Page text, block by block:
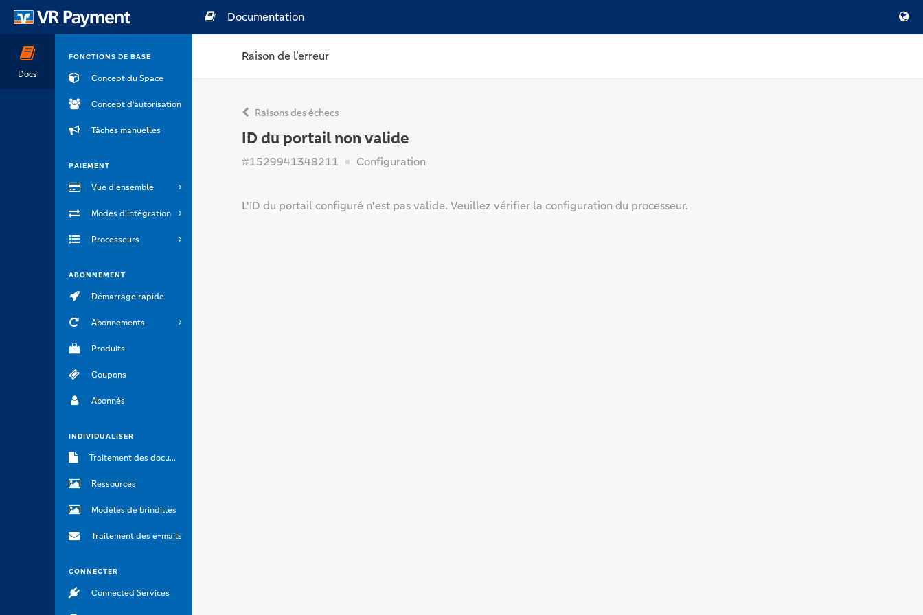
Docs
FONCTIONS DE BASE
Concept du Space
Concept d’autorisation
Tâches manuelles
PAIEMENT
Vue d'ensemble
Modes d'intégration
Processeurs
ABONNEMENT
Démarrage rapide
Abonnements
Produits
Coupons
Abonnés
INDIVIDUALISER
Traitement des documents
Ressources
Modèles de brindilles
Traitement des e-mails
CONNECTER
Connected Services
Documentation
Raison de l’erreur
Raisons des échecs
ID du portail non valide
#1529941348211 Configuration
L'ID du portail configuré n'est pas valide. Veuillez vérifier la configuration du processeur.